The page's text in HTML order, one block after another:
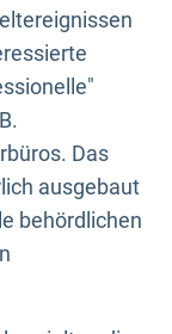
Das
ausgebaut
behördlichen